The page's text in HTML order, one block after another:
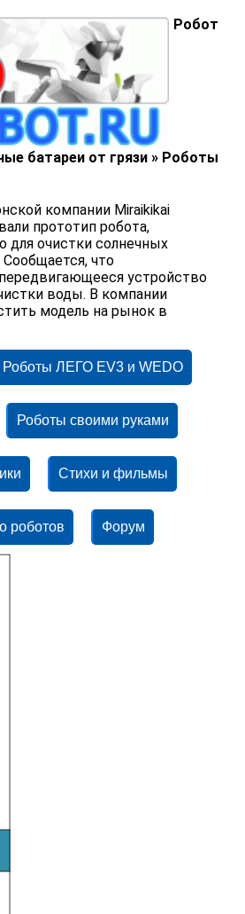
Робот
батареи от грязи » Роботы
компании Miraikikai
прототип робота,
для очистки солнечных
Сообщается, что
устройство
воды. В компании
модель на рынок в
Роботы ЛЕГО EV3 и WEDO
Роботы своими руками
Стихи и фильмы
роботов Форум